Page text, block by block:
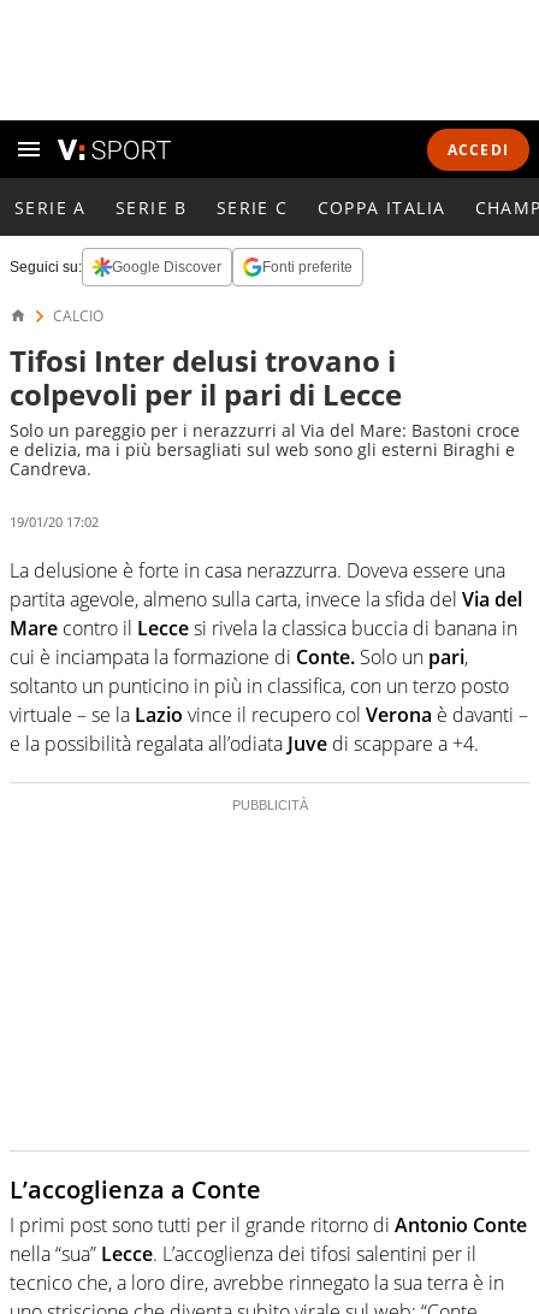
ACCEDI
SERIE A SERIE B SERIE C COPPA ITALIA
Seguici su: Google Discover Fonti preferite
CALCIO
Tifosi Inter delusi trovano i
colpevoli per il pari di Lecce
Solo un pareggio per i nerazzurri al Via del Mare: Bastoni croce
e delizia, ma i più bersagliati sul web sono gli esterni Biraghi e
Candreva.
19/01/20 17:02
La delusione è forte in casa nerazzurra. Doveva essere una
partita agevole, almeno sulla carta, invece la sfida del Via del
Mare contro il Leccesi rivela la classica buccia di banana in
cui è inciampata la formazione di Conte. Solo un pari,
soltanto un punticino in più in classifica, con un terzo posto
virtuale – se la Lazio vince il recupero col Verona è davanti –
e la possibilità regalata all’odiata Juve di scappare a +4.
L’accoglienza a Conte
I primi post sono tutti per il grande ritorno di Antonio Conte
nella “sua” Lecce. L’accoglienza dei tifosi salentini per il
tecnico che, a loro dire, avrebbe rinnegato la sua terra è in